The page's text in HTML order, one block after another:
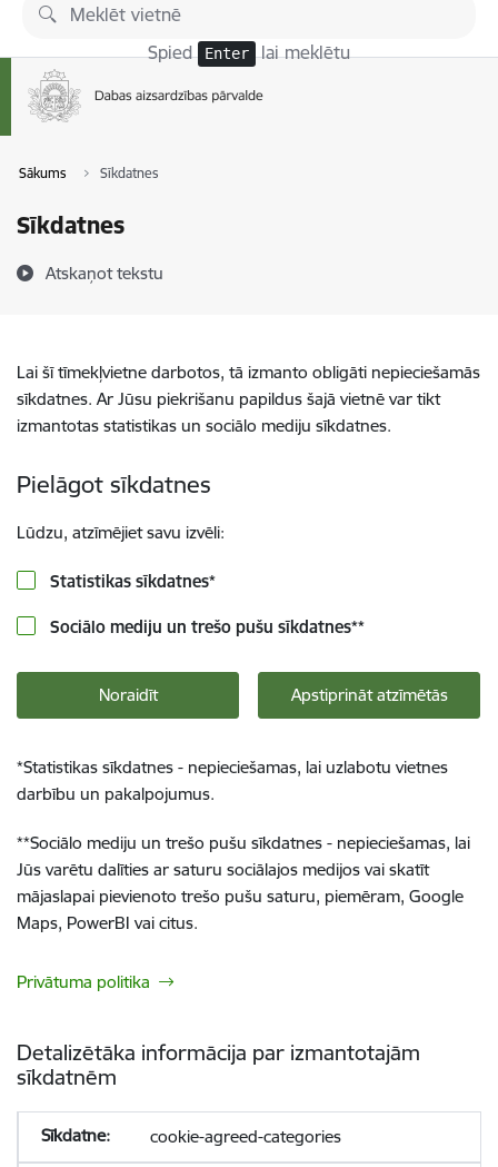
Pāriet uz lapas saturu
Spied Enter lai meklētu
Sākums Sīkdatnes
Sīkdatnes
Atskaņot tekstu
Lai šī tīmekļvietne darbotos, tā izmanto obligāti nepieciešamās
sīkdatnes. Ar Jūsu piekrišanu papildus šajā vietnē var tikt
izmantotas statistikas un sociālo mediju sīkdatnes.
Pielāgot sīkdatnes
Lūdzu, atzīmējiet savu izvēli:
Statistikas sīkdatnes*
Sociālo mediju un trešo pušu sīkdatnes**
Noraidīt Apstiprināt atzīmētās
*Statistikas sīkdatnes - nepieciešamas, lai uzlabotu vietnes
darbību un pakalpojumus.
**Sociālo mediju un trešo pušu sīkdatnes - nepieciešamas, lai
Jūs varētu dalīties ar saturu sociālajos medijos vai skatīt
mājaslapai pievienoto trešo pušu saturu, piemēram, Google
Maps, PowerBI vai citus.
Privātuma politika
Detalizētāka informācija par izmantotajām
sīkdatnēm
cookie-agreed-categories